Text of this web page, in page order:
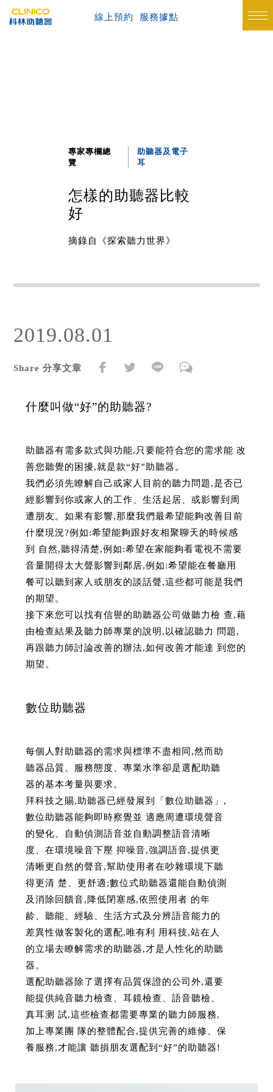
線上預約 服務據點
專家專欄總
覽
助聽器及電子
耳
怎樣的助聽器比較
好
摘錄自《探索聽力世界》
2019.08.01
Share 分享文章
什麼叫做“好”的助聽器?
助聽器有需多款式與功能,只要能符合您的需求能 改
善您聽覺的困擾,就是款“好”助聽器。
我們必須先瞭解自己或家人目前的聽力問題,是否已
經影響到你或家人的工作、生活起居、或影響到周
遭朋友。如果有影響,那麼我們最希望能夠改善目前
什麼現況?例如:希望能夠跟好友相聚聊天的時候感
到 自然,聽得清楚,例如:希望在家能夠看電視不需要
音量開得太大聲影響到鄰居,例如:希望能在餐廳用
餐可以聽到家人或朋友的談話聲,這些都可能是我們
的期望。
接下來您可以找有信譽的助聽器公司做聽力檢 查,藉
由檢查結果及聽力師專業的說明,以確認聽力 問題,
再跟聽力師討論改善的辦法,如何改善才能達 到您的
期望。
數位助聽器
每個人對助聽器的需求與標準不盡相同,然而助
聽器品質、服務態度、專業水準卻是選配助聽
器的基本考量與要求。
拜科技之賜,助聽器已經發展到「數位助聽器」,
數位助聽器能夠即時察覺並 適應周遭環境聲音
的變化、自動偵測語音並自動調整語音清晰
度、在環境噪音下壓 抑噪音,強調語音,提供更
清晰更自然的聲音,幫助使用者在吵雜環境下聽
得更清 楚、更舒適;數位式助聽器還能自動偵測
及消除回饋音,降低閉塞感,依照使用者 的年
龄、聽能、經驗、生活方式及分辨語音能力的
差異性做客製化的選配,唯有利 用科技,站在人
的立場去瞭解需求的助聽器,才是人性化的助聽
器。
選配助聽器除了選擇有品質保證的公司外,還要
能提供純音聽力檢查、耳鏡檢查、語音聽檢、
真耳测 試,這些檢查都需要專業的聽力師服務,
加上專業團 隊的整體配合,提供完善的維修、保
養服務,才能讓 聽損朋友選配到“好”的助聽器!